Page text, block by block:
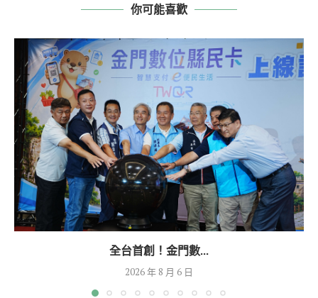
你可能喜歡
全台首創！金門數...
2026 年 8 月 6 日